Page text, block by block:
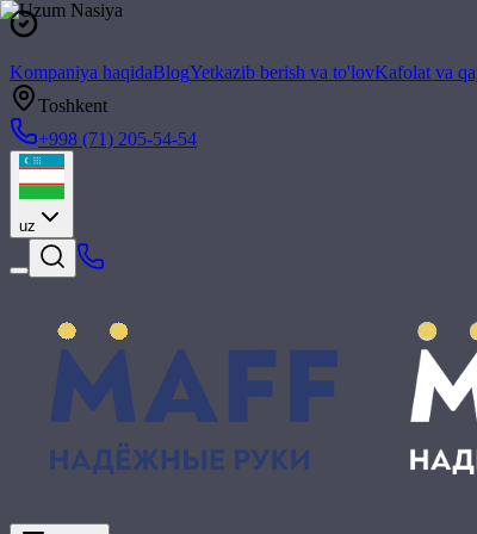
Kompaniya haqidaBlogYetkazib berish va to'lovKafolat va
Toshkent
+998 (71) 205-54-54
uz